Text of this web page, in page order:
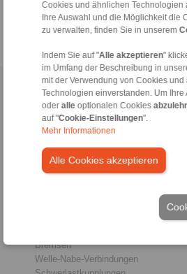
Cookies und ähnlichen Technologien
Ihre Auswahl und die Möglichkeit die
zu verwalten, finden Sie in unserem
Indem Sie auf "Alle akzeptieren"
im Umfang der Beschreibung in
mit der Verwendung von Cookies und
Technologien einverstanden. Um Ihre
oder alleoptionalen Cookies
auf "Cookie-Einstellungen".
Mehr Informationen
Alle Cookies akzeptieren
Werktags von 08:00 bis 18:00 Uhr
Home|Kontaktformular|Impressum
Allgemeine Verkaufsbedingungen|
Bremsen
Welle-Nabe-Verbindungen